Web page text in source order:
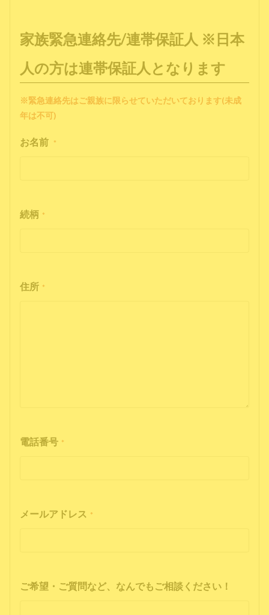
家族緊急連絡先/連帯保証人 ※日本
人の方は連帯保証人となります
※緊急連絡先はご親族に限らせていただいております(未成
年は不可)
お名前 *
続柄 *
住所 *
電話番号 *
メールアドレス *
ご希望・ご質問など、なんでもご相談ください！